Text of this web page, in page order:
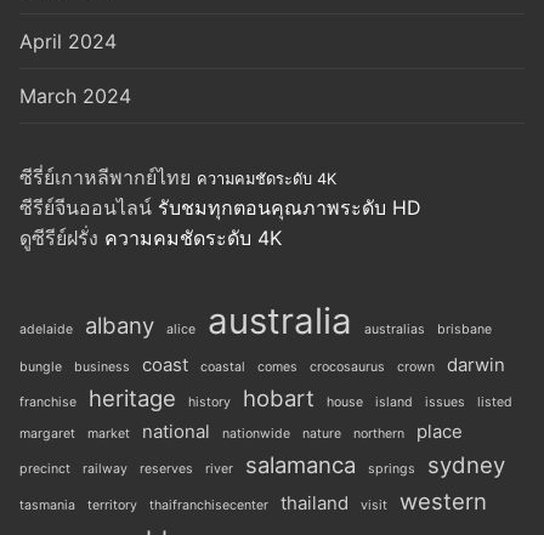
April 2024
March 2024
ซีรี่ย์เกาหลีพากย์ไทย ความคมชัดระดับ 4K
ซีรีย์จีนออนไลน์ รับชมทุกตอนคุณภาพระดับ HD
ดูซีรีย์ฝรั่ง ความคมชัดระดับ 4K
adelaide albany alice australia australias brisbane
bungle business coast coastal comes crocosaurus crown darwin
franchise heritage history hobart house island issues
listed
margaret
market national nationwide nature northern place
precinct railway reserves river salamanca springs sydney
tasmania territory thaifranchisecenter thailand visit western